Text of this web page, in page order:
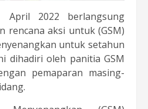
2022 berlangsung
rencana aksi untuk (GSM)
untuk setahun
dihadiri oleh panitia GSM
pemaparan masing-